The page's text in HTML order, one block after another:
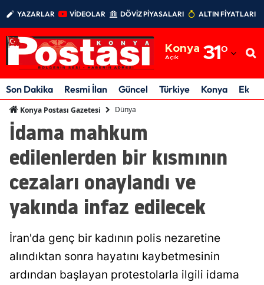
YAZARLAR VİDEOLAR DÖVİZ PİYASALARI ALTIN FİYATLARI
Konya
Açık 31°
Adıyaman
Afyonkarahisar
Ankara
Antalya
Artvin
Balıkesir
Bilecik
Son Dakika Resmi İlan Güncel Türkiye Konya
Konya Postası Gazetesi Dünya
İdama mahkum
edilenlerden bir kısmının
cezaları onaylandı ve
yakında infaz edilecek
İran'da genç bir kadının polis nezaretine
alındıktan sonra hayatını kaybetmesinin
ardından başlayan protestolarla ilgili idama